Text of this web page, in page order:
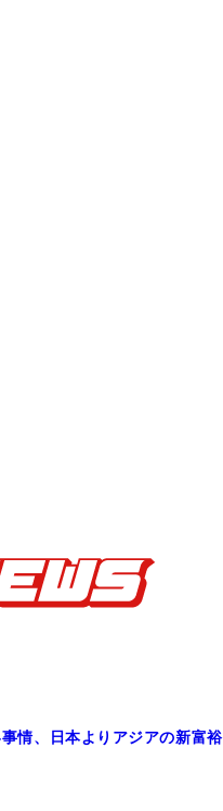
情、日本よりアジアの新富裕